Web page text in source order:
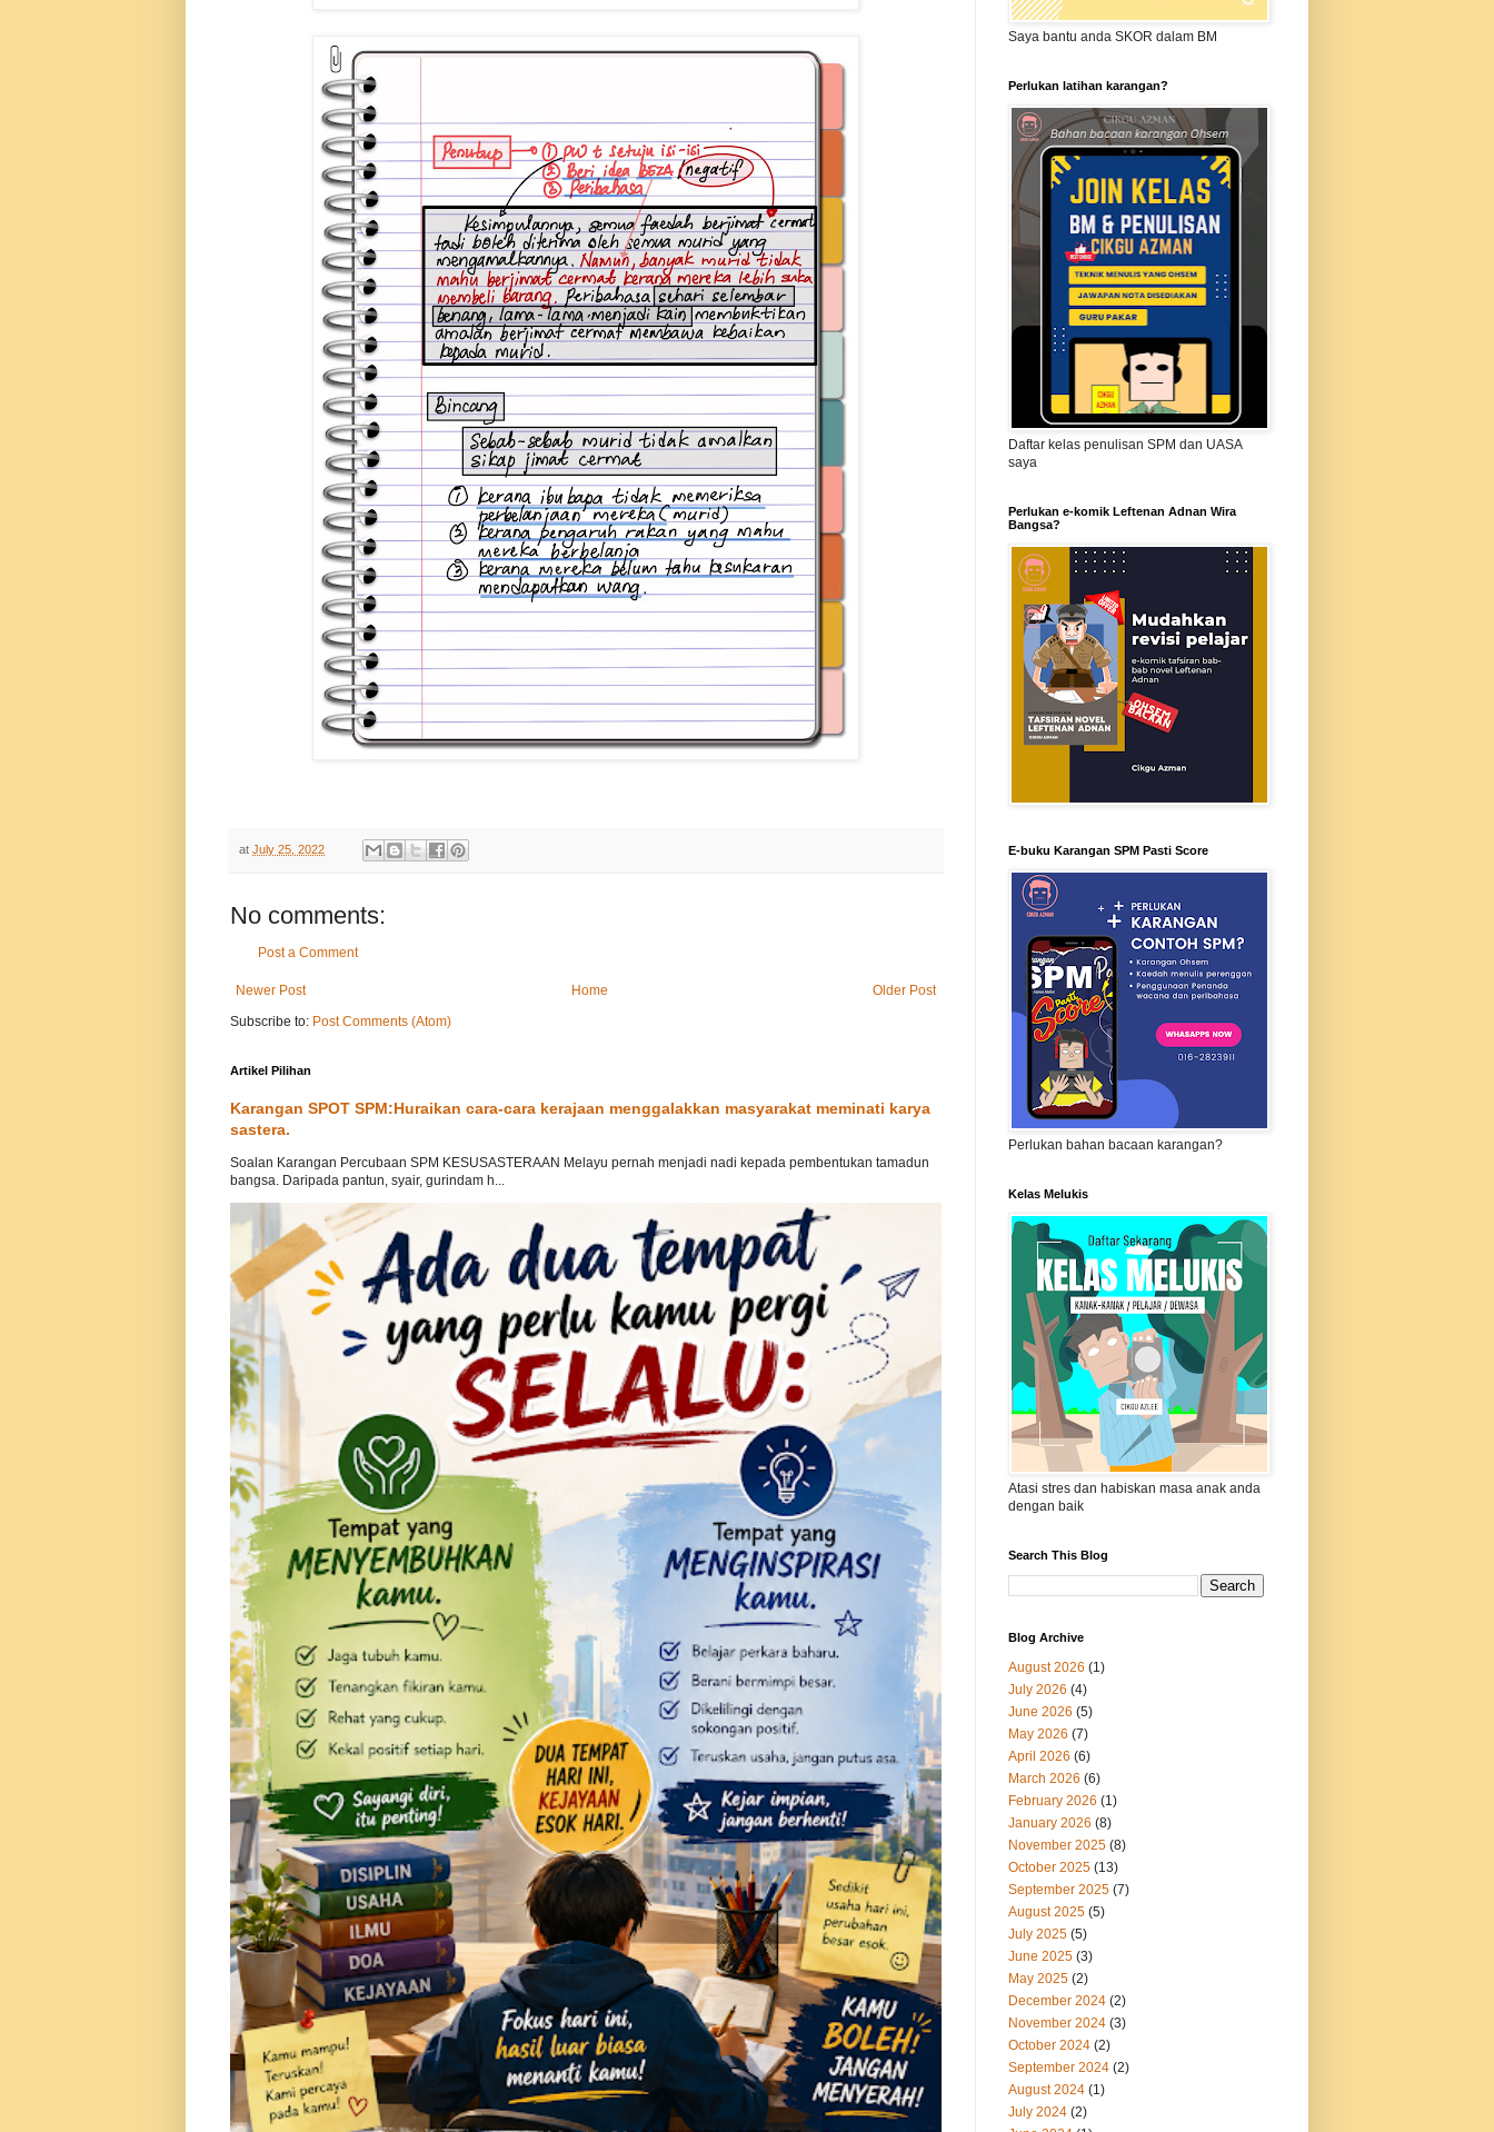
at July 25, 2022
No comments:
Post a Comment
Newer Post Older Post
Home
Subscribe to: Post Comments (Atom)
Artikel Pilihan
Karangan SPOT SPM:Huraikan cara-cara kerajaan menggalakkan masyarakat meminati karya
sastera.
Soalan Karangan Percubaan SPM KESUSASTERAAN Melayu pernah menjadi nadi kepada pembentukan tamadun
bangsa. Daripada pantun, syair, gurindam h...
Saya bantu anda SKOR dalam BM
Perlukan latihan karangan?
Daftar kelas penulisan SPM dan UASA
saya
Perlukan e-komik Leftenan Adnan Wira
Bangsa?
E-buku Karangan SPM Pasti Score
Perlukan bahan bacaan karangan?
Kelas Melukis
Atasi stres dan habiskan masa anak anda
dengan baik
Search This Blog
Blog Archive
August 2026 (1)
July 2026 (4)
June 2026 (5)
May 2026 (7)
April 2026 (6)
March 2026 (6)
February 2026 (1)
January 2026 (8)
November 2025 (8)
October 2025 (13)
September 2025 (7)
August 2025 (5)
July 2025 (5)
June 2025 (3)
May 2025 (2)
December 2024 (2)
November 2024 (3)
October 2024 (2)
September 2024 (2)
August 2024 (1)
July 2024 (2)